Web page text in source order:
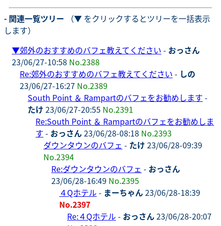
- 関連一覧ツリー （▼ をクリックするとツリーを一括表示
します）
▼郊外のおすすめのバフェ教えてください - おっさん
23/06/27-10:58 No.2388
Re:郊外のおすすめのバフェ教えてください - しの
23/06/27-16:27 No.2389
South Point ＆ Rampartのバフェをお勧めします -
たけ 23/06/27-20:55 No.2391
Re:South Point ＆ Rampartのバフェをお勧めしま
す - おっさん23/06/28-08:18 No.2393
ダウンタウンのバフェ - たけ 23/06/28-09:39
No.2394
Re:ダウンタウンのバフェ - おっさん
23/06/28-16:49 No.2395
４Qホテル - まーちゃん23/06/28-18:39
No.2397
Re:４Qホテル - おっさん23/06/28-20:07